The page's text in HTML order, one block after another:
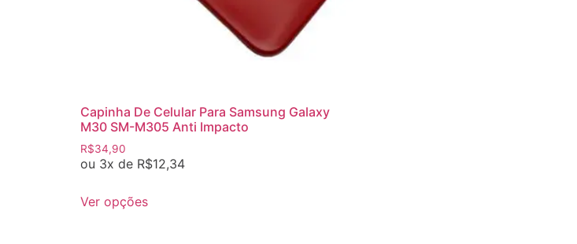
Capinha De Celular Para Samsung Galaxy
M30 SM-M305 Anti Impacto
R$34,90
ou 3x de R$12,34
Ver opções